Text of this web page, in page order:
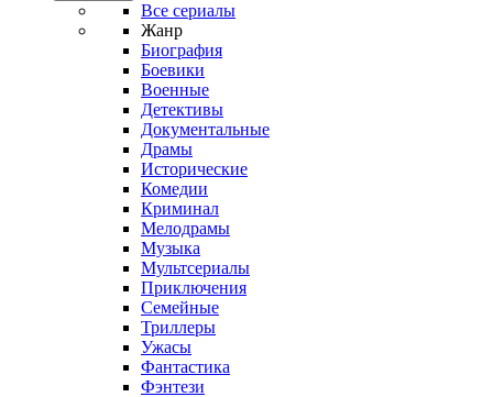
Все сериалы
Жанр
Биография
Боевики
Военные
Детективы
Документальные
Драмы
Исторические
Комедии
Криминал
Мелодрамы
Музыка
Мультсериалы
Приключения
Семейные
Триллеры
Ужасы
Фантастика
Фэнтези